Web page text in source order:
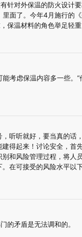
针对外保温的防火设计
面了。今年4月施行的
保温材料的角色举足轻重
考虑保温内容多一些。
听听就好，要当真的话
得起来！讨论安全，首
和风险管理过程，将人
在可接受的风险水平以
的矛盾是无法调和的。